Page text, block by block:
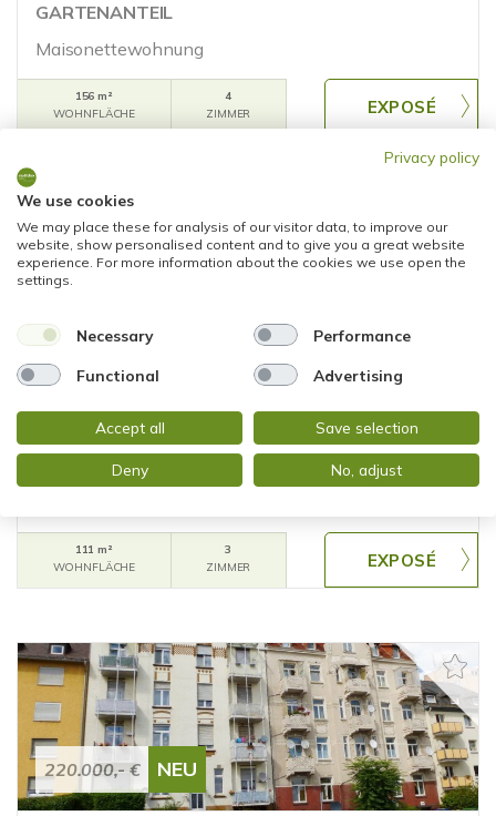
GARTENANTEIL
Maisonettewohnung
156 m²
WOHNFLÄCHE
4
ZIMMER
Wiesbaden
RUHIGES WOHNEN MIT BLICK INS GRÜNE -
CHARMANTE MAISONETTE MIT BALKON UND
TERRASSE AM MOOSBACHTAL
111 m²
WOHNFLÄCHE
3
ZIMMER
220.000,- € NEU
Privacy policy
We use cookies
We may place these for analysis of our visitor data, to improve our
website, show personalised content and to give you a great website
experience. For more information about the cookies we use open the
settings.
Necessary Performance
Functional Advertising
Accept all Save selection
Deny No, adjust